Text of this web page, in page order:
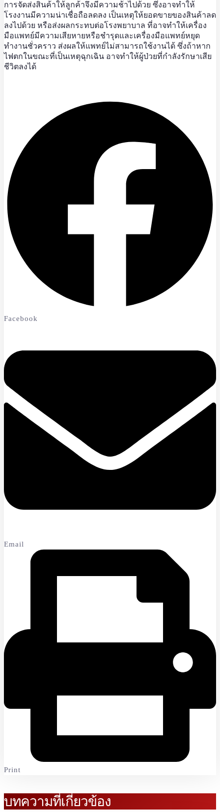
การจัดส่งสินค้าให้ลูกค้าจึงมีความช้าไปด้วย ซึ่งอาจทำให้
โรงงานมีความน่าเชื่อถือลดลง เป็นเหตุให้ยอดขายของสินค้าลด
ลงไปด้วย หรือส่งผลกระทบต่อโรงพยาบาล ที่อาจทำให้เครื่อง
มือแพทย์มีความเสียหายหรือชำรุดและเครื่องมือแพทย์หยุด
ทำงานชั่วคราว ส่งผลให้แพทย์ไม่สามารถใช้งานได้ ซึ่งถ้าหาก
ไฟตกในขณะที่เป็นเหตุฉุกเฉิน อาจทำให้ผู้ป่วยที่กำลังรักษาเสีย
ชีวิตลงได้
Facebook
Email
Print
บทความที่เกี่ยวข้อง